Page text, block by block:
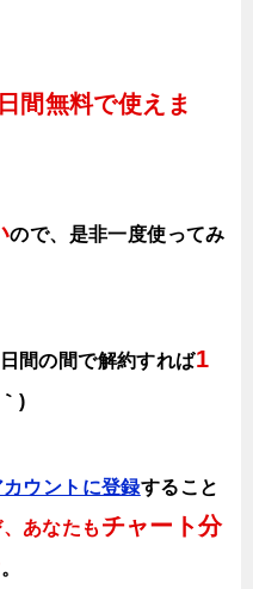
間無料で使えま
ので、 是非一度使ってみ
間の間で解約すれば1
)
ウントに登録すること
あなたも チャート分
。